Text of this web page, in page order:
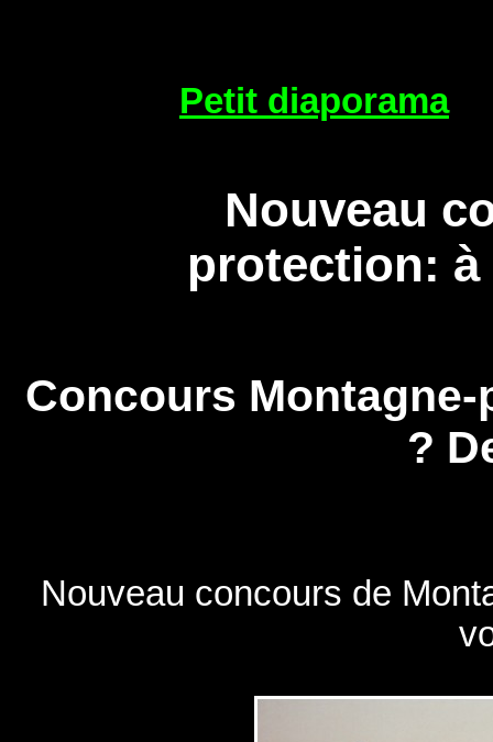
Petit diaporama
Nouveau
protection: à
Concours
?
Nouveau concours de